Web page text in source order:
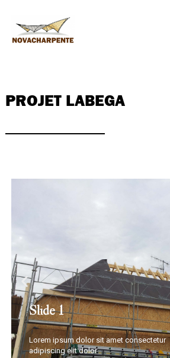
PROJET LABEGA
Slide 1
Lorem ipsum dolor sit amet consectetur
adipiscing elit dolor